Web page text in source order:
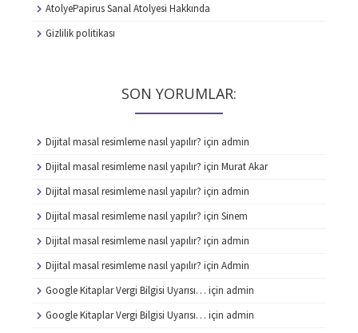
AtolyePapirus Sanal Atolyesi Hakkında
Gizlilik politikası
SON YORUMLAR:
Dijital masal resimleme nasıl yapılır? için admin
Dijital masal resimleme nasıl yapılır? için Murat Akar
Dijital masal resimleme nasıl yapılır? için admin
Dijital masal resimleme nasıl yapılır? için Sinem
Dijital masal resimleme nasıl yapılır? için admin
Dijital masal resimleme nasıl yapılır? için Admin
Google Kitaplar Vergi Bilgisi Uyarısı… için admin
Google Kitaplar Vergi Bilgisi Uyarısı… için admin